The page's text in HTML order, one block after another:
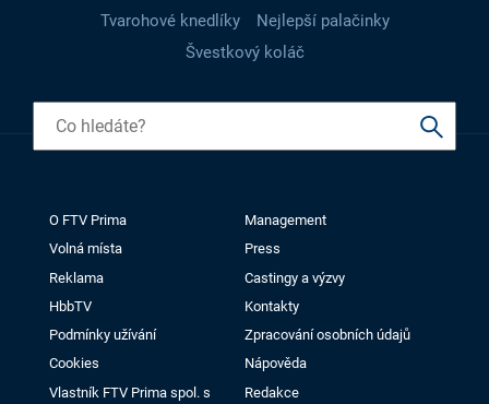
Tvarohové knedlíky
Nejlepší palačinky
Švestkový koláč
O FTV Prima
Management
Volná místa
Press
Reklama
Castingy a výzvy
HbbTV
Kontakty
Podmínky užívání
Zpracování osobních údajů
Cookies
Nápověda
Vlastník FTV Prima spol. s
Redakce